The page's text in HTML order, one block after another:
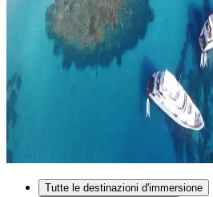
Tutte le destinazioni d'immersione